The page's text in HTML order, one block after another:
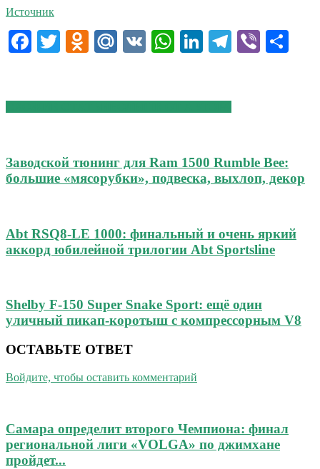
Источник
Facebook
TwitterOdnoklassniki
Mail.Ru
VK WhatsApp
LinkedIn
Telegram
Viber
Заводской тюнинг для Ram 1500 Rumble Bee:
большие «мясорубки», подвеска, выхлоп, декор
Abt RSQ8-LE 1000: финальный и очень яркий
аккорд юбилейной трилогии Abt Sportsline
Shelby F-150 Super Snake Sport: ещё один
уличный пикап-коротыш с компрессорным V8
ОСТАВЬТЕ ОТВЕТ
Войдите, чтобы оставить комментарий
Самара определит второго Чемпиона: финал
региональной лиги «VOLGA» по джимхане
пройдет...